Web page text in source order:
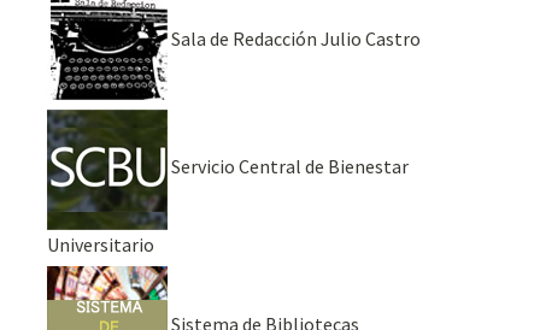
Sala de Redacción Julio Castro
Servicio Central de Bienestar
Universitario
Sistema de Bibliotecas